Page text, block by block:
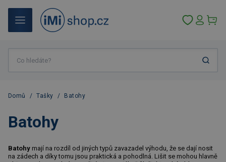
Domů / Tašky / Batohy
Batohy
Batohy mají na rozdíl od jiných typů zavazadel výhodu, že se dají nosit
na zádech a díky tomu jsou praktická a pohodlná. Lišit se mohou hlavně